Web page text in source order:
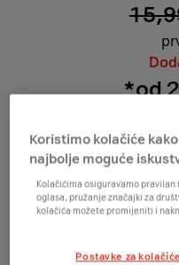
*od
Osnovni
Koristimo kolačiće
najbolje moguće
Kolačićima osiguravamo
oglasa, pružanje značajki za
kolačića možete promijeniti i
Postavke za kolačiće